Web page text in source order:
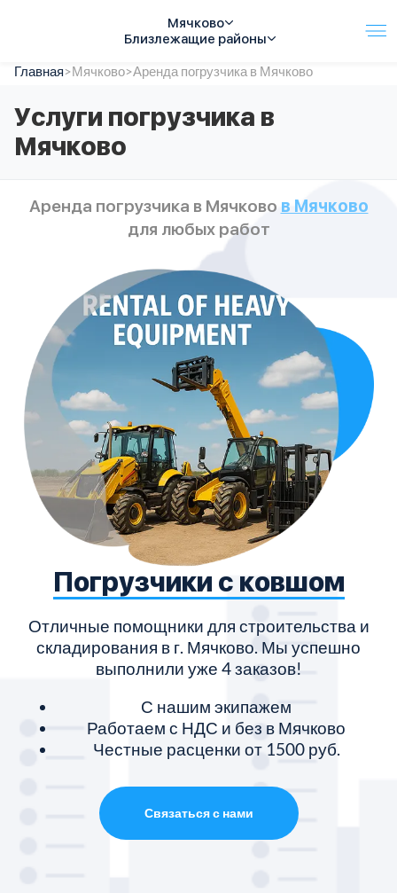
Мячково
Близлежащие районы
Услуги
Автопарк
Тарифы
Акции
Контакты
Главная>Мячково>Аренда погрузчика в Мячково
Услуги погрузчика в
Мячково
Аренда погрузчика в Мячково в Мячково
для любых работ
Погрузчики с ковшом
Отличные помощники для строительства и
складирования в г. Мячково. Мы успешно
выполнили уже 4 заказов!
С нашим экипажем
Работаем с НДС и без в Мячково
Честные расценки от 1500 руб.
Связаться с нами